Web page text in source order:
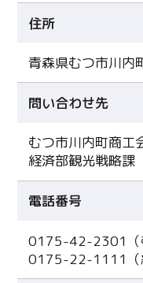
住所
青森県むつ市川内
問い合わせ先
むつ市川内町商工
経済部観光戦略課
電話番号
0175-42-2301（
0175-22-1111（